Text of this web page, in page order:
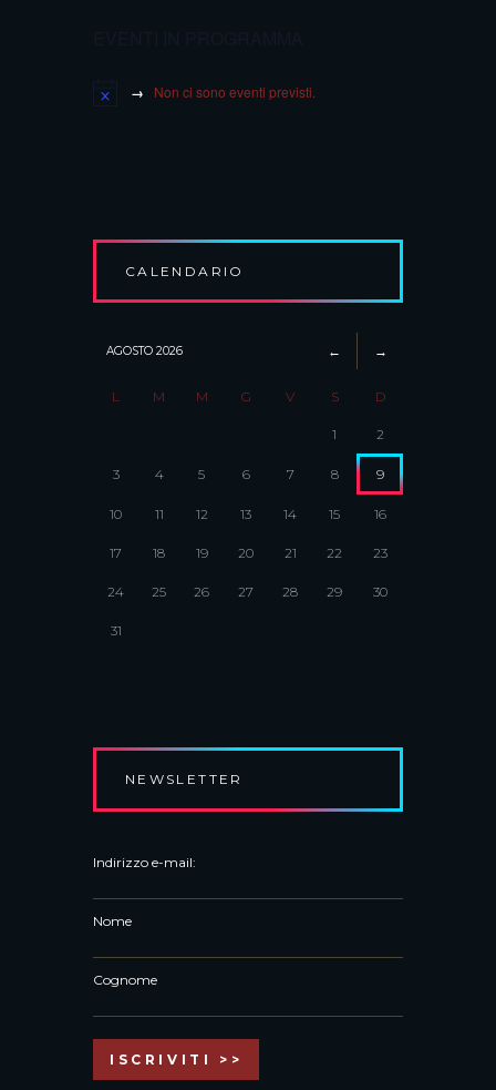
Non ci sono eventi previsti.
CALENDARIO
AGOSTO 2026
L M M G V S D
1 2
3 4 5 6 7 8 9
10 11 12 13 14 15 16
17 18 19 20 21 22 23
24 25 26 27 28 29 30
31
NEWSLETTER
Indirizzo e-mail:
Nome
Cognome